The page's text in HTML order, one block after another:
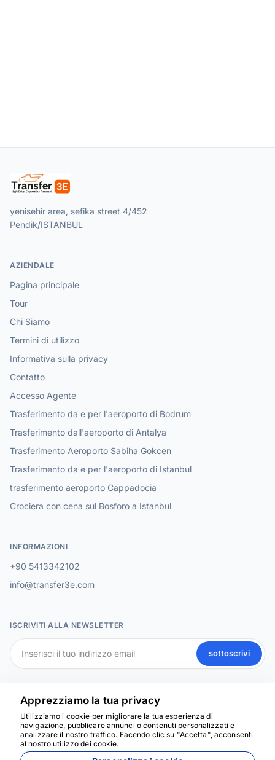
yenisehir area, sefika street 4/452
Pendik/ISTANBUL
AZIENDALE
Pagina principale
Tour
Chi Siamo
Termini di utilizzo
Informativa sulla privacy
Contatto
Accesso Agente
Trasferimento da e per l'aeroporto di Bodrum
Trasferimento dall'aeroporto di Antalya
Trasferimento Aeroporto Sabiha Gokcen
Trasferimento da e per l'aeroporto di Istanbul
trasferimento aeroporto Cappadocia
Crociera con cena sul Bosforo a Istanbul
INFORMAZIONI
+90 5413342102
info@transfer3e.com
ISCRIVITI ALLA NEWSLETTER
sottoscrivi
Apprezziamo la tua privacy
Utilizziamo i cookie per migliorare la tua esperienza di
navigazione, pubblicare annunci o contenuti personalizzati e
analizzare il nostro traffico. Facendo clic su "Accetta", acconsenti
al nostro utilizzo dei cookie.
Siamo qui per aiutarti